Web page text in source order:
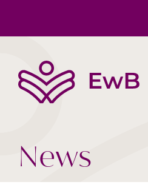
News